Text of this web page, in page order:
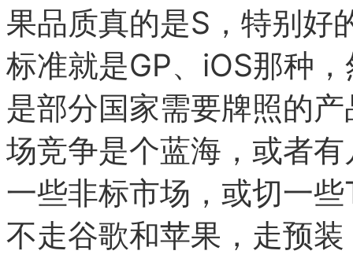
果品质真的是S，特别好
标准就是GP、iOS那种
是部分国家需要牌照的
场竞争是个蓝海，或者
一些非标市场，或切一
不走谷歌和苹果，走预